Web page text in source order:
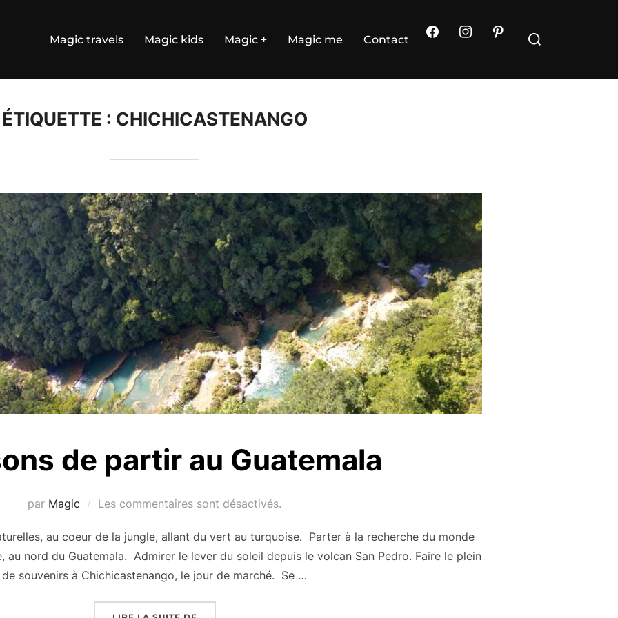
Magic travels Magic kids Magic + Magic me Contact
Rechercher :
ÉTIQUETTE : CHICHICASTENANGO
de partir au Guatemala
par Magic Les commentaires sont désactivés.
au coeur de la jungle, allant du vert au turquoise. Parter à la recherche du monde
au nord du Guatemala. Admirer le lever du soleil depuis le volcan San Pedro. Faire le plein
de souvenirs à Chichicastenango, le jour de marché. Se …